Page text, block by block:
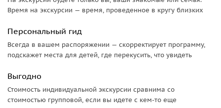
яркие впечатления, красивые фотографии и желание
Время на экскурсии — время, проведенное в кругу близких
Персональный гид
Всегда в вашем распоряжении — скорректирует программу,
подскажет места для детей, где перекусить, что увидеть
Выгодно
Стоимость индивидуальной экскурсии сравнима со
стоимостью групповой, если вы идете с кем-то еще